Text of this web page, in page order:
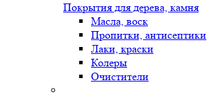
Покрытия для дерева, камня
Масла, воск
Пропитки, антисептики
Лаки, краски
Колеры
Очистители